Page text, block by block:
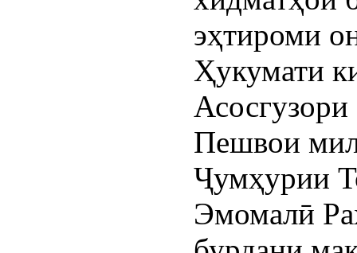
эҳтироми
Ҳукумати
Пешвои
Ҷумҳурии
Эмомалӣ